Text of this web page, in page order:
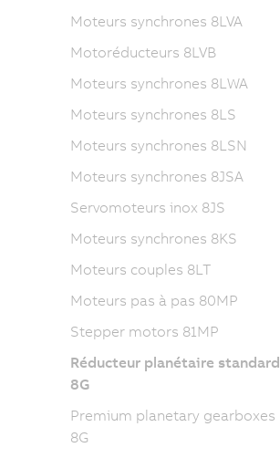
Moteurs synchrones 8LVA
Motoréducteurs 8LVB
Moteurs synchrones 8LWA
Moteurs synchrones 8LS
Moteurs synchrones 8LSN
Moteurs synchrones 8JSA
Servomoteurs inox 8JS
Moteurs synchrones 8KS
Moteurs couples 8LT
Moteurs pas à pas 80MP
Stepper motors 81MP
Réducteur planétaire standard
8G
Premium planetary gearboxes
8G